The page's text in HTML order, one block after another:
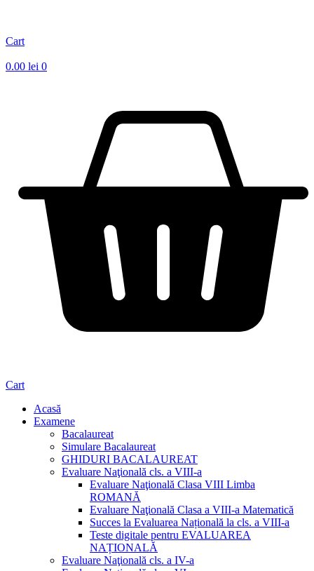
Cart
0.00 lei 0
Cart
Acasă
Examene
Bacalaureat
Simulare Bacalaureat
GHIDURI BACALAUREAT
Evaluare Naţională cls. a VIII-a
Evaluare Naţională Clasa VIII Limba
ROMANĂ
Evaluare Naţională Clasa a VIII-a Matematică
Succes la Evaluarea Națională la cls. a VIII-a
Teste digitale pentru EVALUAREA
NAȚIONALĂ
Evaluare Naţională cls. a IV-a